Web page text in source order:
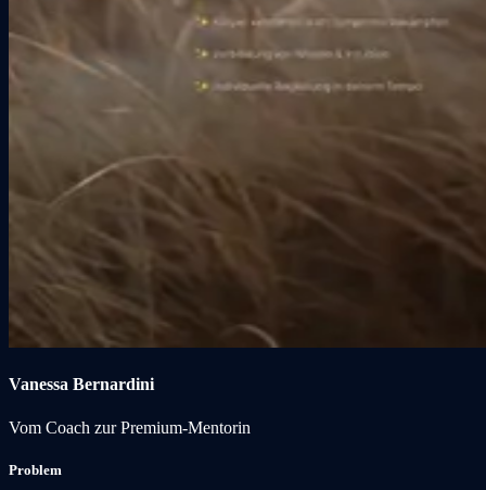
Vanessa Bernardini
Vom Coach zur Premium-Mentorin
Problem